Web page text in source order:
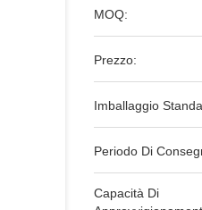
MOQ:
Prezzo:
Imballaggio
Periodo Di
Capacità Di